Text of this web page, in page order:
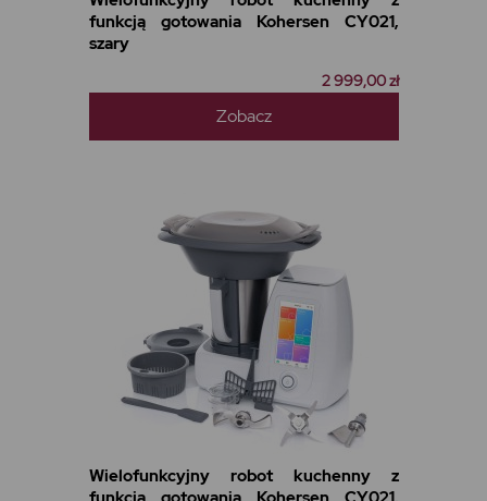
funkcją gotowania Kohersen CY021,
szary
2 999,00 zł
Zobacz
Wielofunkcyjny robot kuchenny z